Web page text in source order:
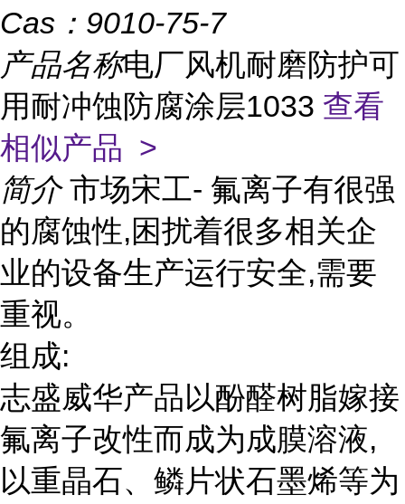
Cas： 9010-75-7
产品名称电厂风机耐磨防护可
用耐冲蚀防腐涂层1033 查看
相似产品 >
简介 市场宋工- 氟离子有很强
的腐蚀性,困扰着很多相关企
业的设备生产运行安全,需要
重视。
组成:
志盛威华产品以酚醛树脂嫁接
氟离子改性而成为成膜溶液,
以重晶石、鳞片状石墨烯等为